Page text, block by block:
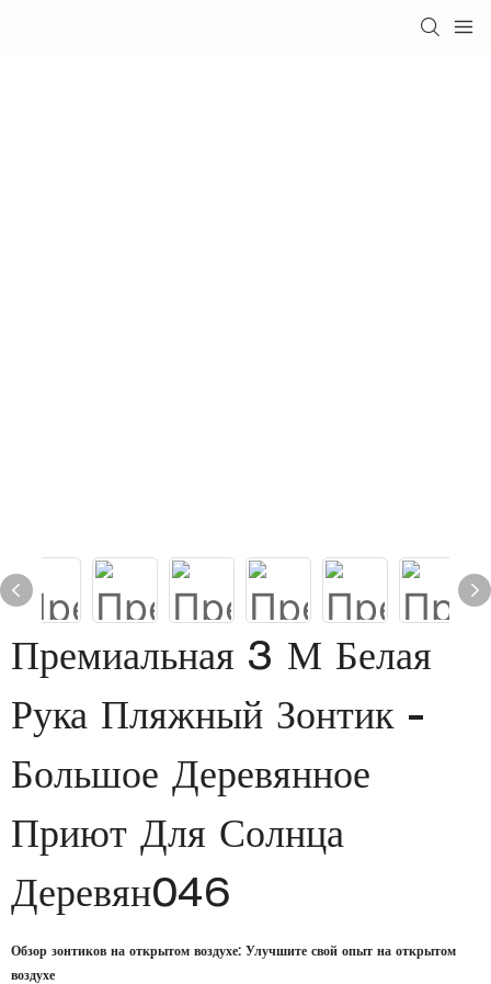
Премиальная 3 М Белая
Рука Пляжный Зонтик -
Большое Деревянное
Приют Для Солнца
Деревян046
Обзор зонтиков на открытом воздухе: Улучшите свой опыт на открытом
воздухе